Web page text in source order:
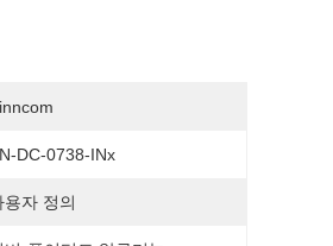
DC-0738-INx
용자 정의